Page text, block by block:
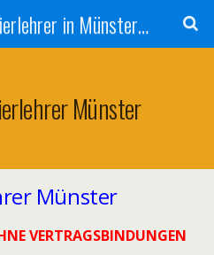
MÜNSTER- Klavierlehrer in Münster - Klavier - Unterricht Münster
Münster
Münster
VERTRAGSBINDUNGEN